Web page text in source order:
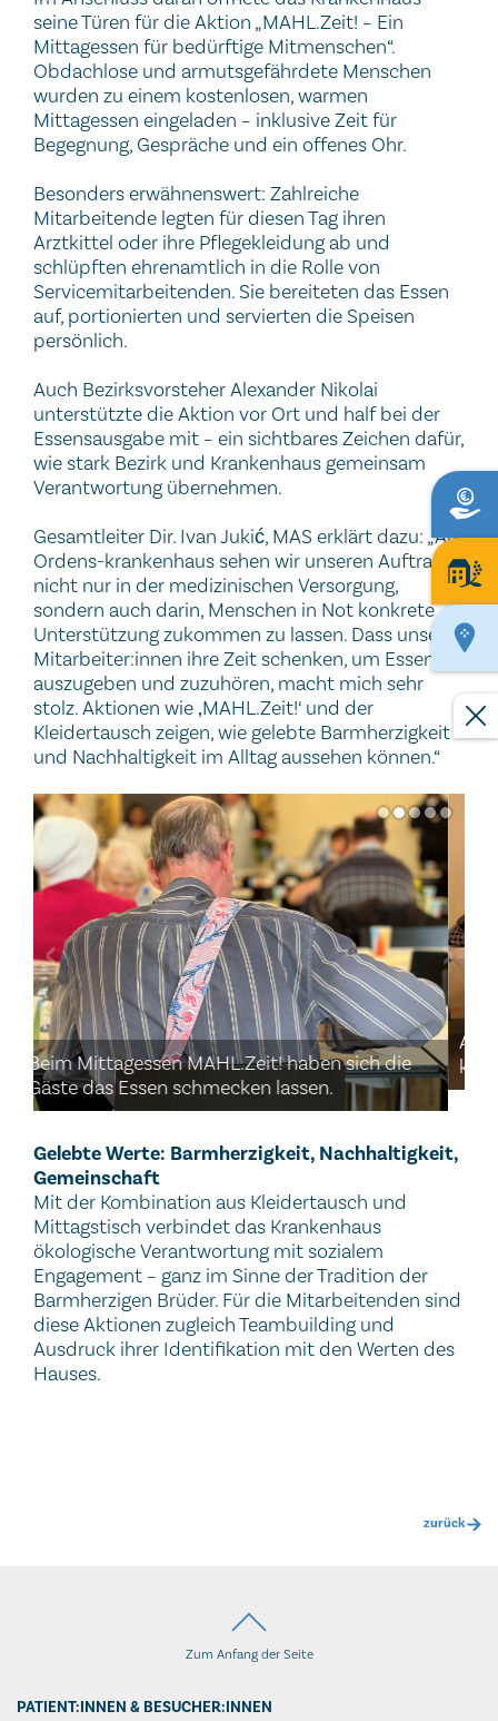
seine Türen für die Aktion „MAHL.Zeit! – Ein
Mittagessen für bedürftige Mitmenschen“.
Obdachlose und armutsgefährdete Menschen
wurden zu einem kostenlosen, warmen
Mittagessen eingeladen – inklusive Zeit für
Begegnung, Gespräche und ein offenes Ohr.
Besonders erwähnenswert: Zahlreiche
Mitarbeitende legten für diesen Tag ihren
Arztkittel oder ihre Pflegekleidung ab und
schlüpften ehrenamtlich in die Rolle von
Servicemitarbeitenden. Sie bereiteten das Essen
auf, portionierten und servierten die Speisen
persönlich.
Auch Bezirksvorsteher Alexander Nikolai
unterstützte die Aktion vor Ort und half bei der
Essensausgabe mit – ein sichtbares Zeichen dafür,
wie stark Bezirk und Krankenhaus gemeinsam
Verantwortung übernehmen.
Gesamtleiter Dir. Ivan Jukić, MAS erklärt dazu: „Als
Ordens-krankenhaus sehen wir unseren Auftrag
nicht nur in der medizinischen Versorgung,
sondern auch darin, Menschen in Not konkrete
Unterstützung zukommen zu lassen. Dass unsere
Mitarbeiter:innen ihre Zeit schenken, um Essen
auszugeben und zuzuhören, macht mich sehr
stolz. Aktionen wie ‚MAHL.Zeit!‘ und der
Kleidertausch zeigen, wie gelebte Barmherzigkeit
und Nachhaltigkeit im Alltag aussehen können.“
Auch Jacken, Schals, Hauben und Handschuhe
konnten die Gäste von MAHL.Zeit! mitnehmen.
Gemeinschaft
Mit der Kombination aus Kleidertausch und
Mittagstisch verbindet das Krankenhaus
ökologische Verantwortung mit sozialem
Engagement – ganz im Sinne der Tradition der
Barmherzigen Brüder. Für die Mitarbeitenden sind
diese Aktionen zugleich Teambuilding und
Ausdruck ihrer Identifikation mit den Werten des
Hauses.
Zum Anfang der Seite
MEDIZIN & PFLEGE